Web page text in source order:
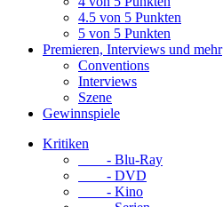
4.5 von 5 Punkten
5 von 5 Punkten
Premieren, Interviews und mehr
Conventions
Interviews
Szene
Gewinnspiele
Kritiken
- Blu-Ray
- DVD
- Kino